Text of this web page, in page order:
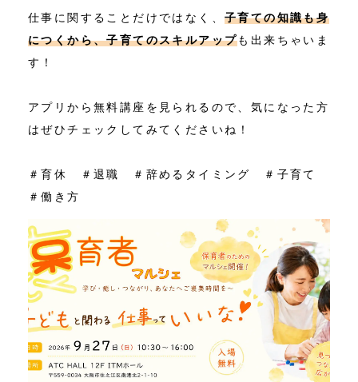
仕事に関することだけではなく、 子育ての知識も身
につくから、子育てのスキルアップも出来ちゃいま
す！
アプリから無料講座を見られるので、気になった方
はぜひチェックしてみてくださいね！
＃育休 ＃退職 ＃辞めるタイミング ＃子育て
＃働き方